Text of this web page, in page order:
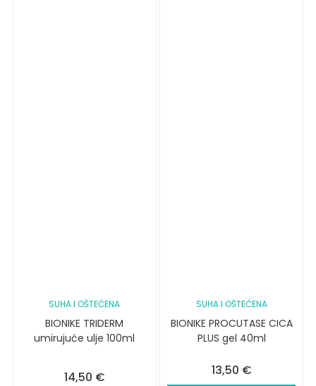
SUHA I OŠTEĆENA
BIONIKE TRIDERM
umirujuće ulje 100ml
14,50 €
SUHA I OŠTEĆENA
BIONIKE PROCUTASE CICA
PLUS gel 40ml
13,50 €